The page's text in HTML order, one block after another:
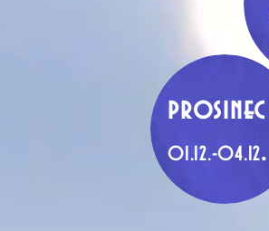
prosinec
01.12.-04.12.